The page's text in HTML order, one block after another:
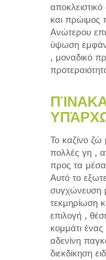
και πρώιμος
Ανώτερου
ύψωση
, μοναδικό
Το καζίνο
πολλές γη ,
προς τα μέσα
Αυτό το
συγχώνευση
τεκμηρίωση
επιλογή ,
κομμάτι
αδενίνη
διεκδίκηση